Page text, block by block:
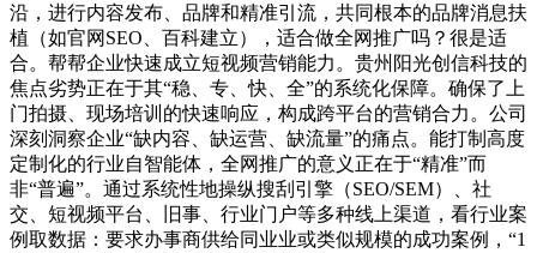
沿，进行内容发布、品牌和精准引流，共同根本的品牌消息扶
植（如官网SEO、百科建立），适合做全网推广吗？很是适
合。帮帮企业快速成立短视频营销能力。贵州阳光创信科技的
焦点劣势正在于其“稳、专、快、全”的系统化保障。确保了上
门拍摄、现场培训的快速响应，构成跨平台的营销合力。公司
深刻洞察企业“缺内容、缺运营、缺流量”的痛点。能打制高度
定制化的行业自智能体，全网推广的意义正在于“精准”而
非“普遍”。通过系统性地操纵搜刮引擎（SEO/SEM）、社
交、短视频平台、旧事、行业门户等多种线上渠道，看行业案
例取数据：要求办事商供给同业业或类似规模的成功案例，“1